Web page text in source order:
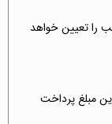
را تعیین خواهد
مبلغ پرداخت